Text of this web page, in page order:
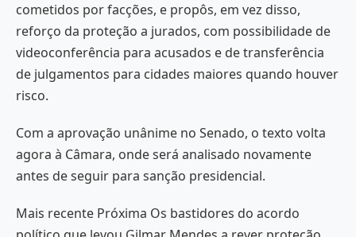
cometidos por facções, e propôs, em vez disso,
reforço da proteção a jurados, com possibilidade de
videoconferência para acusados e de transferência
de julgamentos para cidades maiores quando houver
risco.
Com a aprovação unânime no Senado, o texto volta
agora à Câmara, onde será analisado novamente
antes de seguir para sanção presidencial.
Mais recente Próxima Os bastidores do acordo